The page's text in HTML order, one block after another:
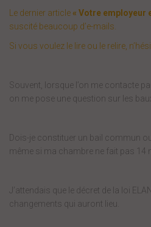
Le dernier article« Votre employeur
suscité beaucoup d’e-mails.
Si vous voulez le lire ou le relire,
Souvent, lorsque l’on me contacte
on me pose une question sur les
Dois-je constituer un bail commun
même si ma chambre ne fait pas 14
J’attendais que le décret de la loi
changements qui auront lieu.